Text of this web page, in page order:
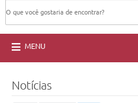
MENU
Notícias